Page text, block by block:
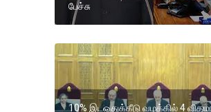
பேச்சு
10% இடஒதுக்கீடு வழக்கில் 4